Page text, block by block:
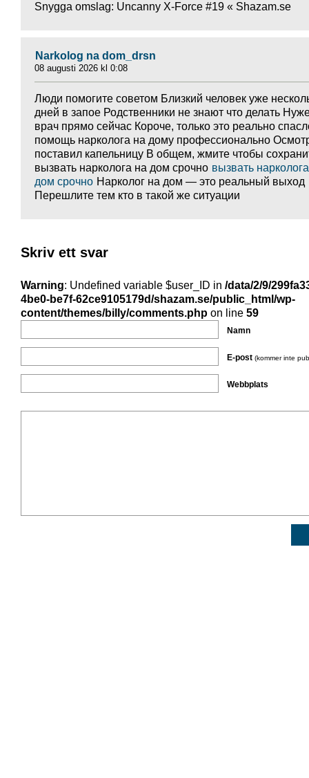
Snygga omslag: Uncanny X-Force #19 « Shazam.se
Narkolog na dom_drsn
08 augusti 2026 kl 0:08
Люди помогите советом Близкий человек уже
дней в запое Родственники не знают что делать
врач прямо сейчас Короче, только это реально
помощь нарколога на дому профессионально
поставил капельницу В общем, жмите чтобы
вызвать нарколога на дом срочно вызвать
дом срочно Нарколог на дом — это реальный выход
Перешлите тем кто в такой же ситуации
Skriv ett svar
Warning: Undefined variable $user_ID in /data/2/9/
4be0-be7f-62ce9105179d/shazam.se/public_html/wp-
content/themes/billy/comments.php on line 59
Namn
E-post (kommer inte
Webbplats